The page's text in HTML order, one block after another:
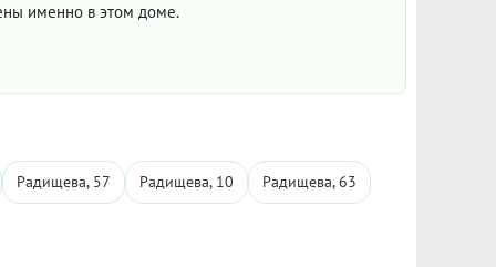
именно в этом доме.
Радищева, 57 Радищева, 10 Радищева, 63